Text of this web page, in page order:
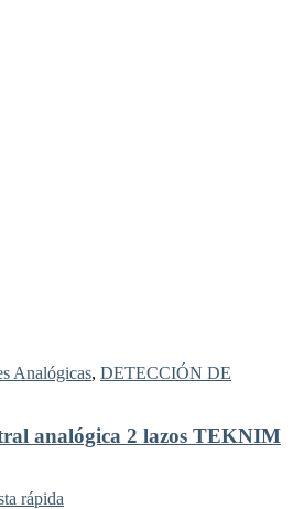
Analógicas, DETECCIÓN DE
analógica 2 lazos TEKNIM
rápida